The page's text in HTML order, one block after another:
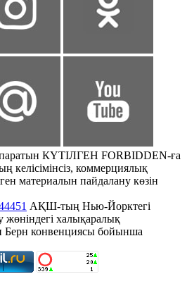
КҮТІЛГЕН FORBIDDEN-ға
келісімінсіз, коммерциялық
материалын пайдалану көзін
АҚШ-тың Нью-Йорктегі
жөніндегі халықаралық
Берн конвенциясы бойынша